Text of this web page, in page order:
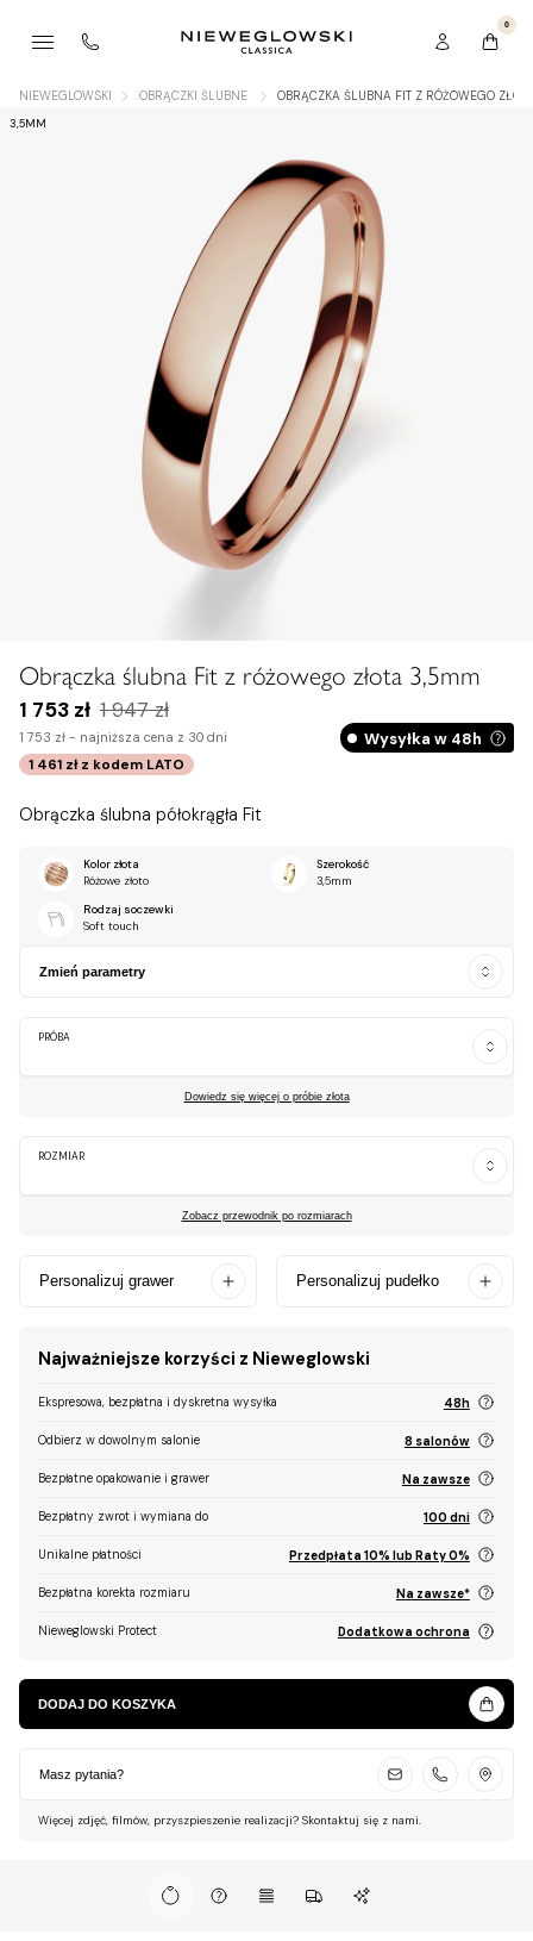
0
NIEWEGLOWSKI OBRĄCZKI ŚLUBNE OBRĄCZKA ŚLUBNA FIT Z RÓŻOWEGO
3,5MM
Obrączka ślubna Fit z różowego złota 3,5mm
1 753 zł 1 947 zł
1 753 zł - najniższa cena z 30 dni
1 461 zł z kodem LATO
Wysyłka w 48h
Obrączka ślubna półokrągła Fit
Kolor złota
Różowe złoto
Szerokość
3,5mm
Rodzaj soczewki
Soft touch
Zmień parametry
PRÓBA
Dowiedz się więcej o próbie złota
ROZMIAR
Zobacz przewodnik po rozmiarach
Personalizuj grawer Personalizuj pudełko
Najważniejsze korzyści z Nieweglowski
Ekspresowa, bezpłatna i dyskretna wysyłka 48h
Odbierz w dowolnym salonie 8 salonów
Bezpłatne opakowanie i grawer Na zawsze
Bezpłatny zwrot i wymiana do 100 dni
Unikalne płatności Przedpłata 10% lub Raty 0%
Bezpłatna korekta rozmiaru Na zawsze*
Nieweglowski Protect Dodatkowa ochrona
DODAJ DO KOSZYKA
Masz pytania?
Więcej zdjęć, filmów, przyszpieszenie realizacji? Skontaktuj się z nami.